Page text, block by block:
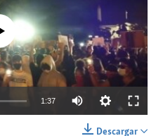
currently available
1:37
Descargar